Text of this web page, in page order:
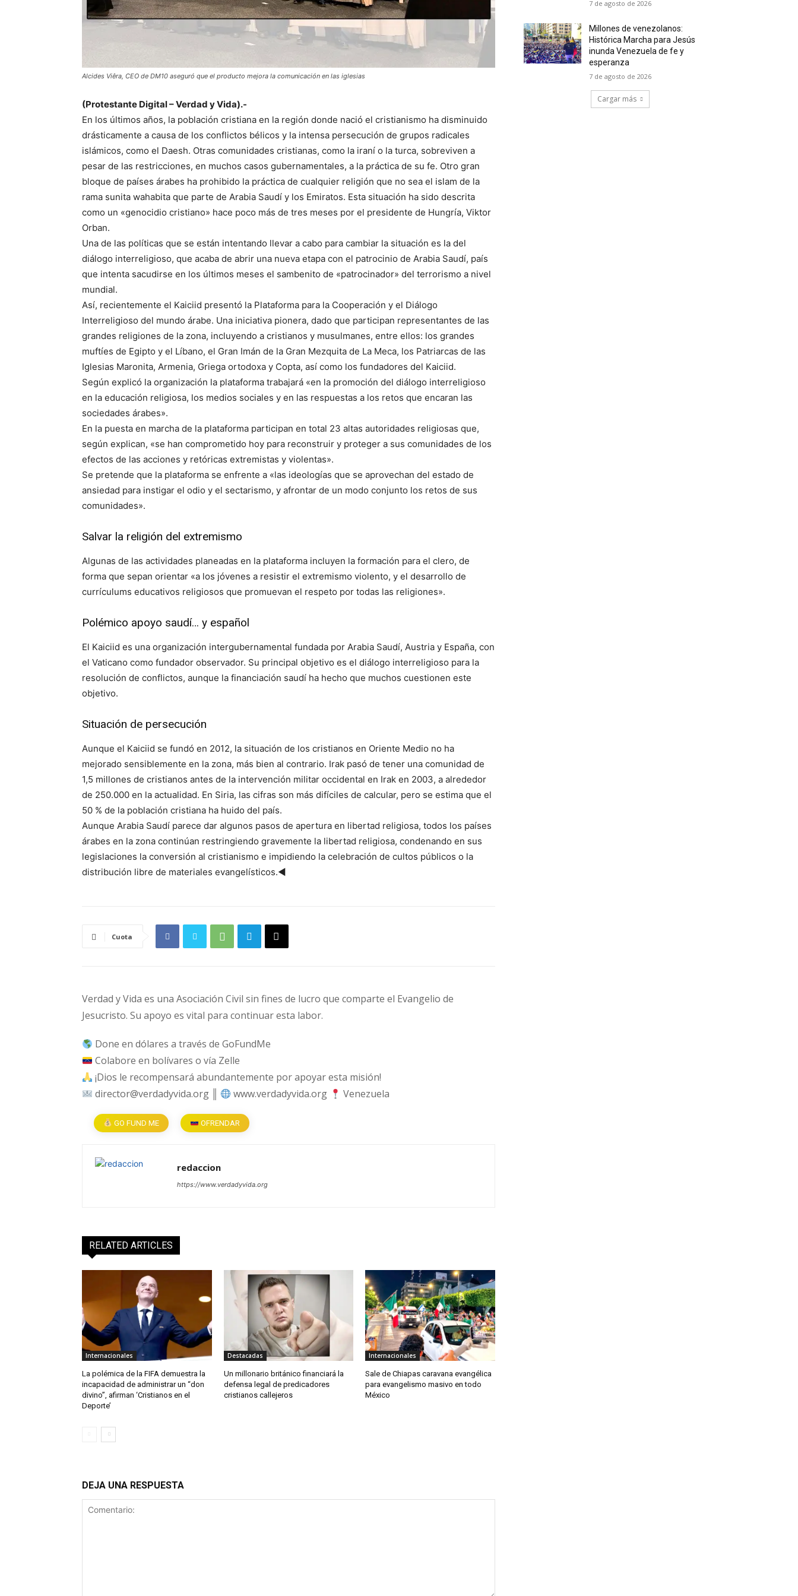
Alcides Viêra, CEO de DM10 aseguró que el producto mejora la comunicación en las iglesias
(Protestante Digital – Verdad y Vida).-
En los últimos años, la población cristiana en la región donde nació el cristianismo ha disminuido
drásticamente a causa de los conflictos bélicos y la intensa persecución de grupos radicales
islámicos, como el Daesh. Otras comunidades cristianas, como la iraní o la turca, sobreviven a
pesar de las restricciones, en muchos casos gubernamentales, a la práctica de su fe. Otro gran
bloque de países árabes ha prohibido la práctica de cualquier religión que no sea el islam de la
rama sunita wahabita que parte de Arabia Saudí y los Emiratos. Esta situación ha sido descrita
como un «genocidio cristiano» hace poco más de tres meses por el presidente de Hungría, Viktor
Orban.
Una de las políticas que se están intentando llevar a cabo para cambiar la situación es la del
diálogo interreligioso, que acaba de abrir una nueva etapa con el patrocinio de Arabia Saudí, país
que intenta sacudirse en los últimos meses el sambenito de «patrocinador» del terrorismo a nivel
mundial.
Así, recientemente el Kaiciid presentó la Plataforma para la Cooperación y el Diálogo
Interreligioso del mundo árabe. Una iniciativa pionera, dado que participan representantes de las
grandes religiones de la zona, incluyendo a cristianos y musulmanes, entre ellos: los grandes
muftíes de Egipto y el Líbano, el Gran Imán de la Gran Mezquita de La Meca, los Patriarcas de las
Iglesias Maronita, Armenia, Griega ortodoxa y Copta, así como los fundadores del Kaiciid.
Según explicó la organización la plataforma trabajará «en la promoción del diálogo interreligioso
en la educación religiosa, los medios sociales y en las respuestas a los retos que encaran las
sociedades árabes».
En la puesta en marcha de la plataforma participan en total 23 altas autoridades religiosas que,
según explican, «se han comprometido hoy para reconstruir y proteger a sus comunidades de los
efectos de las acciones y retóricas extremistas y violentas».
Se pretende que la plataforma se enfrente a «las ideologías que se aprovechan del estado de
ansiedad para instigar el odio y el sectarismo, y afrontar de un modo conjunto los retos de sus
comunidades».
Salvar la religión del extremismo
Algunas de las actividades planeadas en la plataforma incluyen la formación para el clero, de
forma que sepan orientar «a los jóvenes a resistir el extremismo violento, y el desarrollo de
currículums educativos religiosos que promuevan el respeto por todas las religiones».
Polémico apoyo saudí… y español
El Kaiciid es una organización intergubernamental fundada por Arabia Saudí, Austria y España, con
el Vaticano como fundador observador. Su principal objetivo es el diálogo interreligioso para la
resolución de conflictos, aunque la financiación saudí ha hecho que muchos cuestionen este
objetivo.
Situación de persecución
Aunque el Kaiciid se fundó en 2012, la situación de los cristianos en Oriente Medio no ha
mejorado sensiblemente en la zona, más bien al contrario. Irak pasó de tener una comunidad de
1,5 millones de cristianos antes de la intervención militar occidental en Irak en 2003, a alrededor
de 250.000 en la actualidad. En Siria, las cifras son más difíciles de calcular, pero se estima que el
50 % de la población cristiana ha huido del país.
Aunque Arabia Saudí parece dar algunos pasos de apertura en libertad religiosa, todos los países
árabes en la zona continúan restringiendo gravemente la libertad religiosa, condenando en sus
legislaciones la conversión al cristianismo e impidiendo la celebración de cultos públicos o la
distribución libre de materiales evangelísticos.◄
Cuota
Verdad y Vida es una Asociación Civil sin fines de lucro que comparte el Evangelio de
Jesucristo. Su apoyo es vital para continuar esta labor.
Done en dólares a través de GoFundMe
Colabore en bolívares o vía Zelle
¡Dios le recompensará abundantemente por apoyar esta misión!
director@verdadyvida.org ║
www.verdadyvida.org Venezuela
GO FUND ME OFRENDAR
redaccion
https://www.verdadyvida.org
RELATED ARTICLES
Internacionales
La polémica de la FIFA demuestra la
incapacidad de administrar un “don
divino”, afirman ‘Cristianos en el
Deporte’
Destacadas
Un millonario británico financiará la
defensa legal de predicadores
cristianos callejeros
Internacionales
Sale de Chiapas caravana evangélica
para evangelismo masivo en todo
México
DEJA UNA RESPUESTA
7 de agosto de 2026
Millones de venezolanos:
Histórica Marcha para Jesús
inunda Venezuela de fe y
esperanza
7 de agosto de 2026
Cargar más